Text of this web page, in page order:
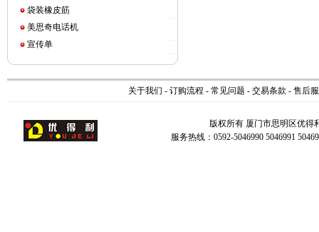
袋装橡皮筋
美思奇电话机
宣传单
关于我们 - 订购流程 - 常见问题 - 交易条款 - 售后
版权所有 厦门市思明区优
服务热线：0592-5046990 5046991